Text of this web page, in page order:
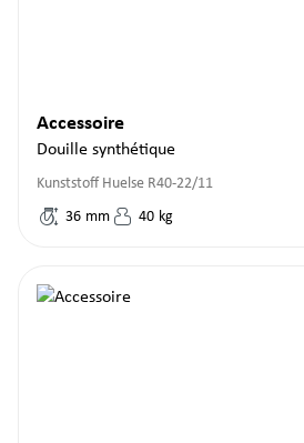
Accessoire
Douille synthétique
Kunststoff Huelse R40-22/11
36 mm 40 kg